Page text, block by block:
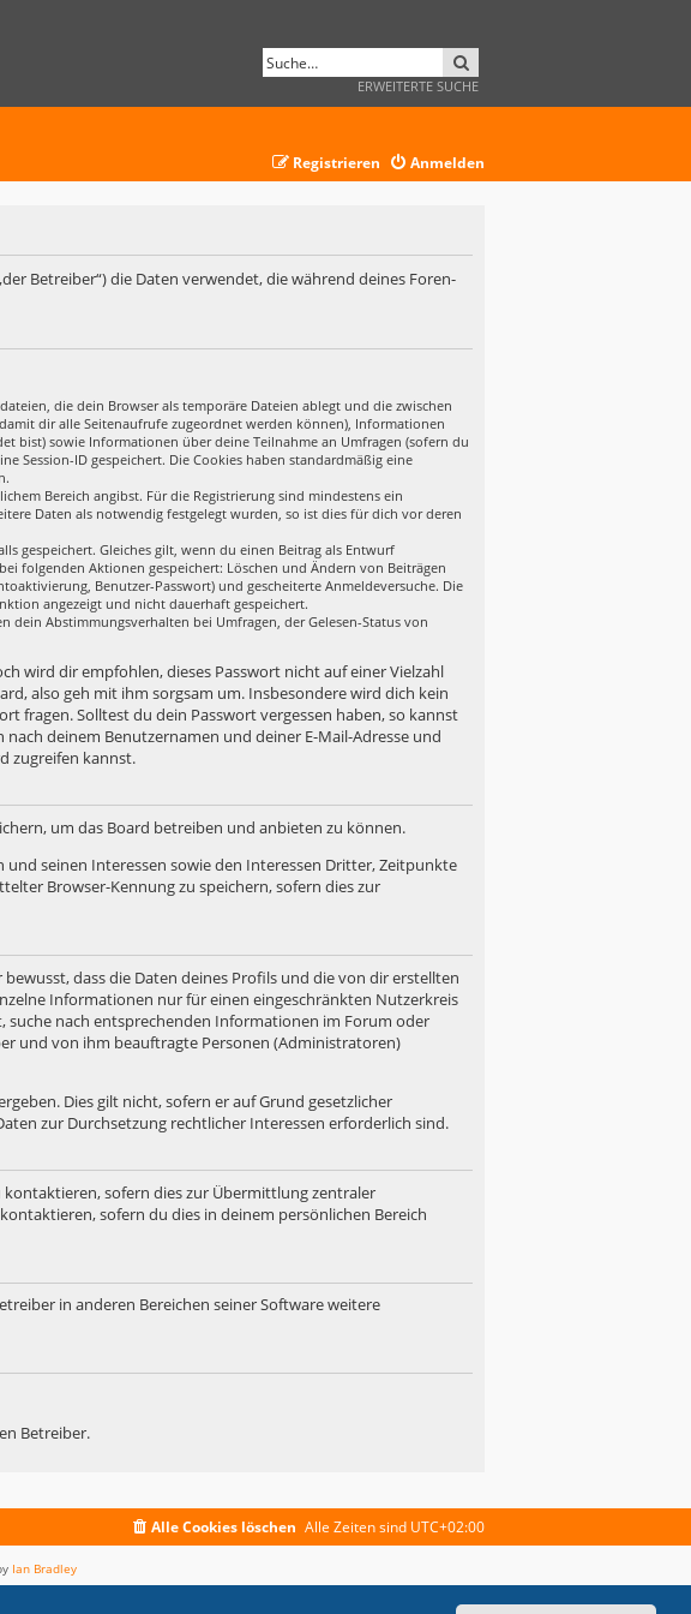
ERWEITERTE SUCHE
Anmelden
Registrieren
Betreiber“) die Daten verwendet, die während deines Foren-
die dein Browser als temporäre Dateien ablegt und die zwischen
dir alle Seitenaufrufe zugeordnet werden können), Informationen
bist) sowie Informationen über deine Teilnahme an Umfragen (sofern du
Session-ID gespeichert. Die Cookies haben standardmäßig eine
Bereich angibst. Für die Registrierung sind mindestens ein
Daten als notwendig festgelegt wurden, so ist dies für dich vor deren
gespeichert. Gleiches gilt, wenn du einen Beitrag als Entwurf
folgenden Aktionen gespeichert: Löschen und Ändern von Beiträgen
Benutzer-Passwort) und gescheiterte Anmeldeversuche. Die
angezeigt und nicht dauerhaft gespeichert.
dein Abstimmungsverhalten bei Umfragen, der Gelesen-Status von
wird dir empfohlen, dieses Passwort nicht auf einer Vielzahl
also geh mit ihm sorgsam um. Insbesondere wird dich kein
fragen. Solltest du dein Passwort vergessen haben, so kannst
deinem Benutzernamen und deiner E-Mail-Adresse und
zugreifen kannst.
um das Board betreiben und anbieten zu können.
seinen Interessen sowie den Interessen Dritter, Zeitpunkte
Browser-Kennung zu speichern, sofern dies zur
dass die Daten deines Profils und die von dir erstellten
Informationen nur für einen eingeschränkten Nutzerkreis
suche nach entsprechenden Informationen im Forum oder
und von ihm beauftragte Personen (Administratoren)
Dies gilt nicht, sofern er auf Grund gesetzlicher
zur Durchsetzung rechtlicher Interessen erforderlich sind.
sofern dies zur Übermittlung zentraler
sofern du dies in deinem persönlichen Bereich
in anderen Bereichen seiner Software weitere
Betreiber.
Alle Zeiten sind UTC+02:00
Alle Cookies löschen
Ian Bradley